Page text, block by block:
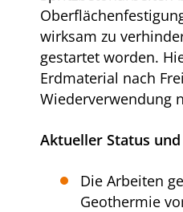
wirksam zu
gestartet worden.
Erdmaterial nach
Wiederverwendung
Aktueller Status
Die Arbeiten
Geothermie